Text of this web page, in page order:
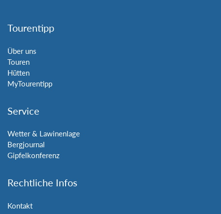
Tourentipp
Über uns
Touren
Hütten
MyTourentipp
Service
Wetter & Lawinenlage
Bergjournal
Gipfelkonferenz
Rechtliche Infos
Kontakt